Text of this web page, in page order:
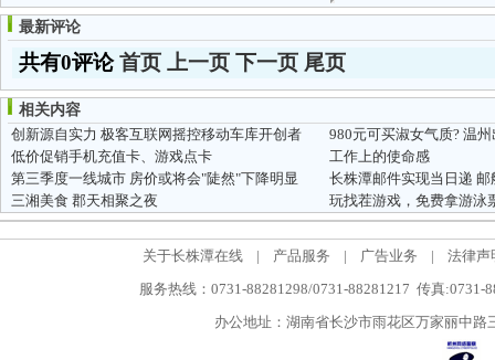
最新评论
共有0评论首页 上一页 下一页 尾页
相关内容
创新源自实力 极客互联网摇控移动车库开创者
980元可买淑女气质? 温
低价促销手机充值卡、游戏点卡
工作上的使命感
第三季度一线城市 房价或将会"陡然"下降明显
三湘美食 郡天相聚之夜
玩找茬游戏，免费拿游泳
关于长株潭在线 | 产品服务 | 广告业务 |
法律声
服务热线：0731-88281298/0731-88281217 传真:0731-
办公地址：湖南省长沙市雨花区万家丽中